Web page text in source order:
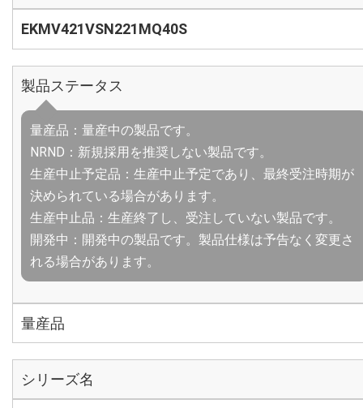
EKMV421VSN221MQ40S
製品ステータス
量産品：量産中の製品です。
NRND：新規採用を推奨しない製品です。
生産中止予定品：生産中止予定であり、最終受注時期が
決められている場合があります。
生産中止品：生産終了し、受注していない製品です。
開発中：開発中の製品です。製品仕様は予告なく変更さ
れる場合があります。
量産品
シリーズ名